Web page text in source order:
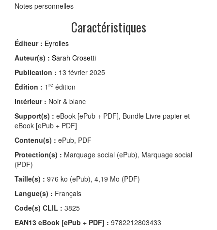
Notes personnelles
Caractéristiques
Éditeur : Eyrolles
Auteur(s) : Sarah Crosetti
Publication : 13 février 2025
Édition : 1 re édition
Intérieur : Noir & blanc
Support(s) : eBook [ePub + PDF], Bundle Livre papier et
eBook [ePub + PDF]
Contenu(s) : ePub, PDF
Protection(s) : Marquage social (ePub), Marquage social
(PDF)
Taille(s) : 976 ko (ePub), 4,19 Mo (PDF)
Langue(s) : Français
Code(s) CLIL : 3825
EAN13 eBook [ePub + PDF] : 9782212803433